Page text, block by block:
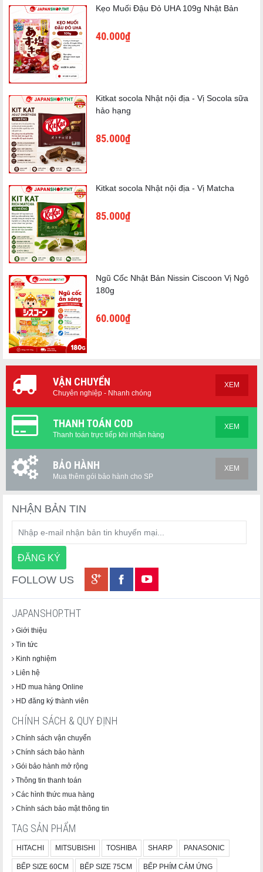
Matcha nội địa Nhật
Vị trà xanh thanh mát
Hậu vị hơi đắng đặc trưng
Thơm ngon chuẩn vị Nhật
3. KitKat Dâu Tây (10 miếng)
🍓 Hương vị dâu tây ngọt dịu, thơm mát.
Sử dụng bột dâu tây nguyên chất
Hương thơm tự nhiên
Vị chua ngọt hài hòa
Được yêu thích bởi trẻ em và phụ nữ
4. KitKat Vị Cam (9 miếng)
🍊 Sự kết hợp hoàn hảo giữa socola và cam tươi.
Hương cam thơm mát
Vị socola đậm đà
Ngọt thanh, dễ ăn
5. KitKat Socola Truyền Thống (11 miếng)
Kẹo Muối Đậu Đỏ UHA 109g Nhật Bản
40.000₫
Kitkat socola Nhật nội địa - Vị Socola sữa
hảo hạng
85.000₫
Kitkat socola Nhật nội địa - Vị Matcha
85.000₫
Ngũ Cốc Nhật Bản Nissin Ciscoon Vị Ngô
180g
60.000₫
VẬN CHUYỂN
Chuyên nghiệp - Nhanh chóng
XEM
THANH TOÁN COD
Thanh toán trực tiếp khi nhận hàng
XEM
BẢO HÀNH
Mua thêm gói bảo hành cho SP
XEM
NHẬN BẢN TIN
FOLLOW US
JAPANSHOP.THT
Giới thiệu
Tin tức
Kinh nghiệm
Liên hệ
HD mua hàng Online
HD đăng ký thành viên
CHÍNH SÁCH & QUY ĐỊNH
Chính sách vận chuyển
Chính sách bảo hành
Gói bảo hành mở rộng
Thông tin thanh toán
Các hình thức mua hàng
Chính sách bảo mật thông tin
TAG SẢN PHẨM
HITACHI MITSUBISHI TOSHIBA SHARP PANASONIC
BẾP SIZE 60CM BẾP SIZE 75CM BẾP PHÍM CẢM ỨNG